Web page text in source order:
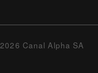
2026 Canal Alpha SA